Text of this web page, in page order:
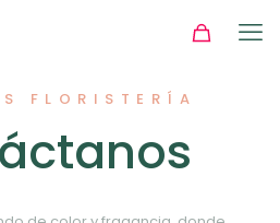
FLORISTERÍA